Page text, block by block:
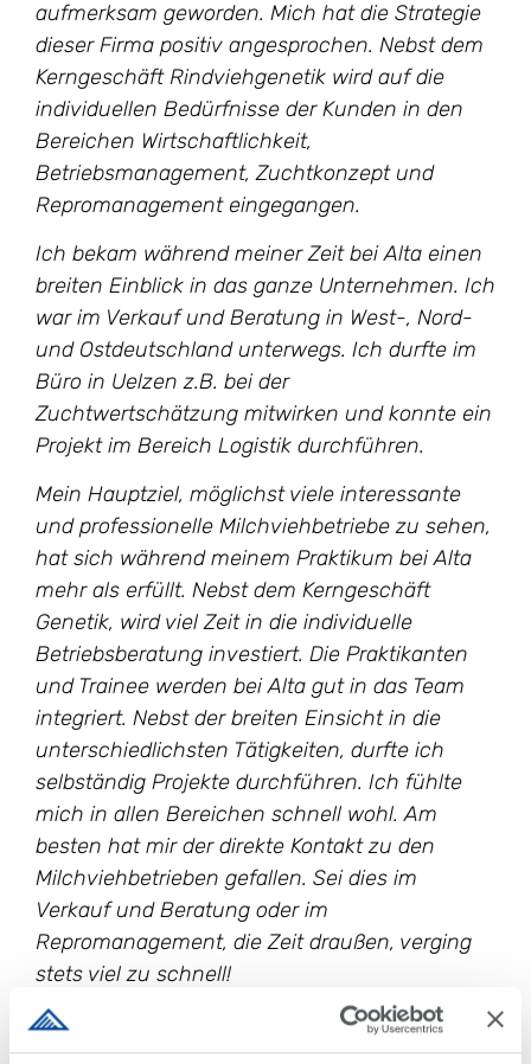
aufmerksam geworden. Mich hat die Strategie
dieser Firma positiv angesprochen. Nebst dem
Kerngeschäft Rindviehgenetik wird auf die
individuellen Bedürfnisse der Kunden in den
Bereichen Wirtschaftlichkeit,
Betriebsmanagement, Zuchtkonzept und
Repromanagement eingegangen.
Ich bekam während meiner Zeit bei Alta einen
breiten Einblick in das ganze Unternehmen. Ich
war im Verkauf und Beratung in West-, Nord-
und Ostdeutschland unterwegs. Ich durfte im
Büro in Uelzen z.B. bei der
Zuchtwertschätzung mitwirken und konnte ein
Projekt im Bereich Logistik durchführen.
Mein Hauptziel, möglichst viele interessante
und professionelle Milchviehbetriebe zu sehen,
hat sich während meinem Praktikum bei Alta
mehr als erfüllt. Nebst dem Kerngeschäft
Genetik, wird viel Zeit in die individuelle
Betriebsberatung investiert. Die Praktikanten
und Trainee werden bei Alta gut in das Team
integriert. Nebst der breiten Einsicht in die
unterschiedlichsten Tätigkeiten, durfte ich
selbständig Projekte durchführen. Ich fühlte
mich in allen Bereichen schnell wohl. Am
besten hat mir der direkte Kontakt zu den
Milchviehbetrieben gefallen. Sei dies im
Verkauf und Beratung oder im
Repromanagement, die Zeit draußen, verging
stets viel zu schnell!
Den Zusammenhalt des Teams habe ich als
sehr stark wahrgenommen. Die Mitarbeiter